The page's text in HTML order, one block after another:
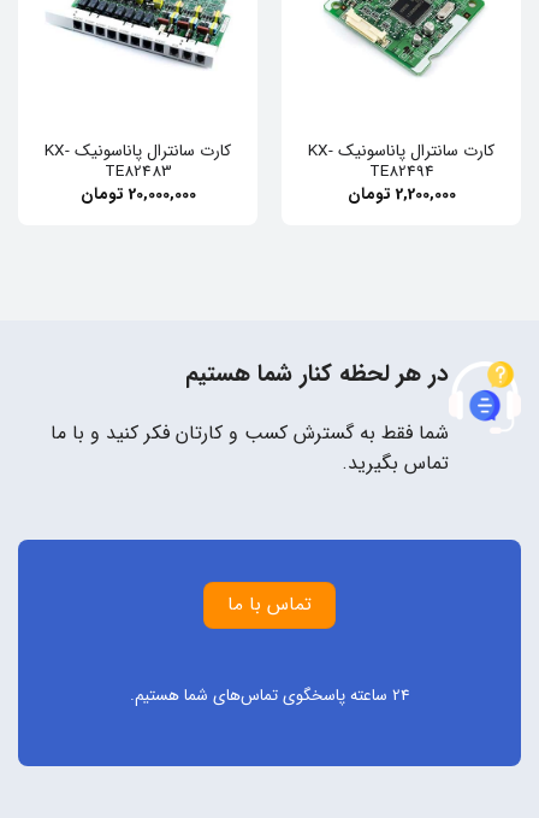
کارت سانترال پاناسونیک KX-
TE82494
2,200,000 تومان
کارت سانترال پاناسونیک KX-
TE82483
20,000,000 تومان
در هر لحظه کنار شما هستیم
شما فقط به گسترش کسب و کارتان فکر کنید و با ما
تماس بگیرید.
تماس با ما
24 ساعته پاسخگوی تماس‌های شما هستیم.